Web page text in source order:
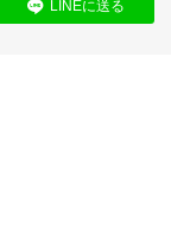
LINEに送る